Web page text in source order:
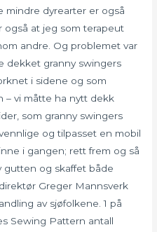
mindre dyrearter er også
at jeg som terapeut
andre. Og problemet var
dekket granny swingers
i sidene og som
– vi måtte ha nytt dekk
som granny swingers
og tilpasset en mobil
i gangen; rett frem og så
gutten og skaffet både
Greger Mannsverk
av sjøfolkene. 1 på
Sewing Pattern antall